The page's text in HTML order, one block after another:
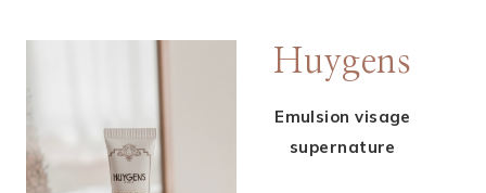
Huygens
Emulsion visage
supernature